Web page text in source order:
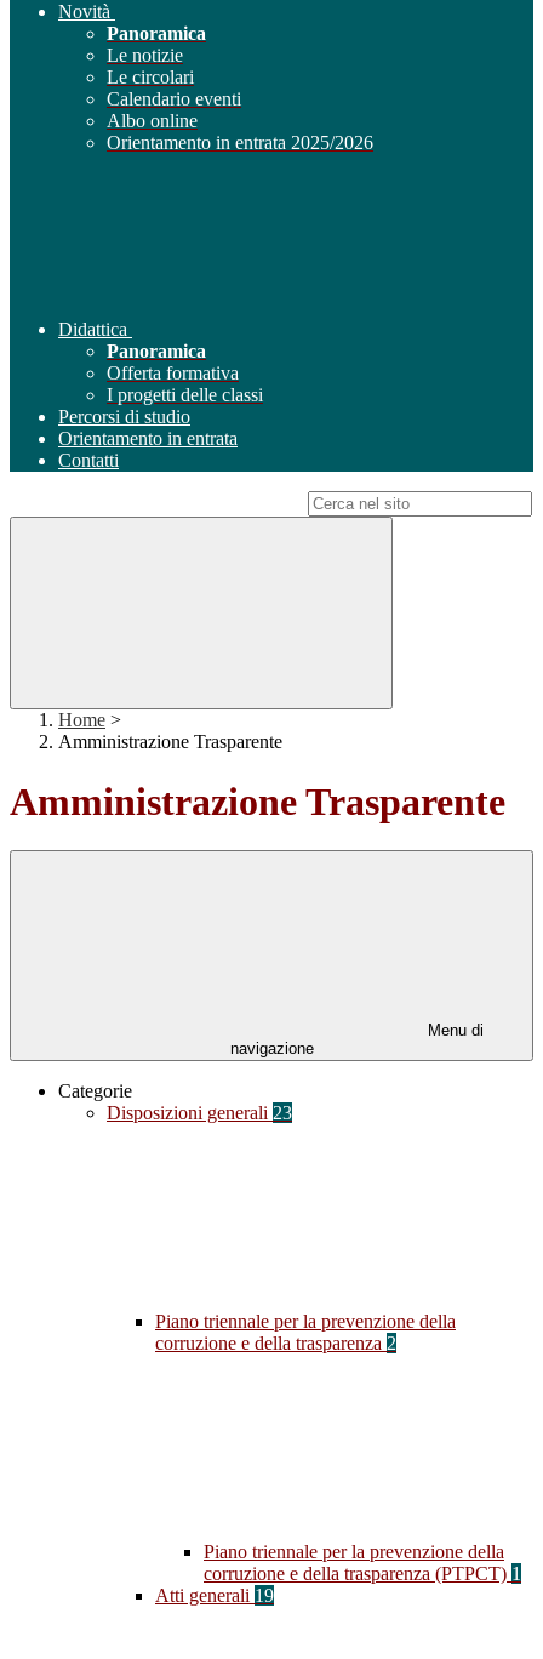
Novità
Panoramica
Le notizie
Le circolari
Calendario eventi
Albo online
Orientamento in entrata 2025/2026
Didattica
Panoramica
Offerta formativa
I progetti delle classi
Percorsi di studio
Orientamento in entrata
Contatti
Home >
Amministrazione Trasparente
Amministrazione Trasparente
Menu di
navigazione
Categorie
Disposizioni generali 23
Piano triennale per la prevenzione della
corruzione e della trasparenza 2
Piano triennale per la prevenzione della
corruzione e della trasparenza (PTPCT) 1
Atti generali 19